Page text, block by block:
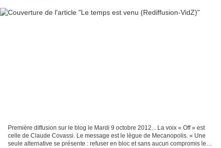
Première diffusion sur le blog le Mardi 9 octobre 2012... La voix « Off » est
celle de Claude Covassi. Le message est le lègue de Mecanopolis. « Une
seule alternative se présente : refuser en bloc et sans aucun compromis les